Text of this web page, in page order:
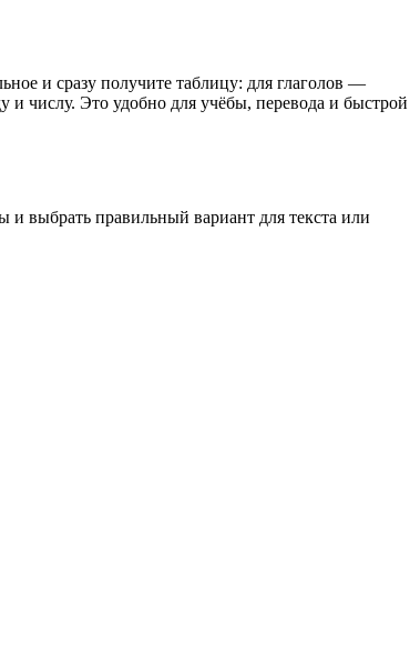
и сразу получите таблицу: для глаголов —
числу. Это удобно для учёбы, перевода и быстрой
и выбрать правильный вариант для текста или